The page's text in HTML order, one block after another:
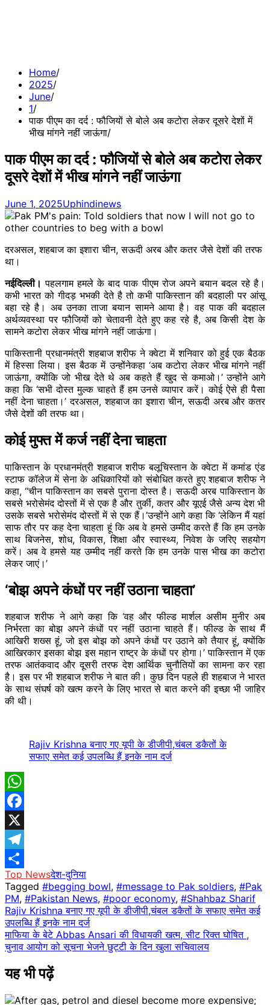
Home
2025
June
1
पाक पीएम का दर्द : फौजियों से बोले अब कटोरा लेकर दूसरे देशों में
भीख मांगने नहीं जाऊंगा
पाक पीएम का दर्द : फौजियों से बोले अब कटोरा लेकर
दूसरे देशों में भीख मांगने नहीं जाऊंगा
June 1, 2025Uphindinews
दरअसल, शहबाज का इशारा चीन, सऊदी अरब और कतर जैसे देशों की तरफ
था।
नईदिल्ली। पहलगाम हमले के बाद पाक पीएम रोज अपने बयान बदल रहे है।
कभी भारत को गीदड़ भभकी देते है तो कभी पाकिस्तान की बदहाली पर आंसू
बहा रहे है। अब उनका ताजा बयान सामने आया है। वह पाक की बदहाल
अर्थव्यवस्था पर फौजियों को चेतावनी देते हुए कह रहे है, अ​ब किसी देश के
सामने कटोरा लेकर भीख मांगने नहीं जाऊंगा।
पाकिस्तानी प्रधानमंत्री शहबाज शरीफ ने क्वेटा में शनिवार को हुई एक बैठक
में हिस्सा लिया। इस बैठक में उन्होंनेकहा ‘अब कटोरा लेकर भीख मांगने नहीं
जाऊंगा, क्योंकि जो भीख देते थे अब कहते हैं खुद से कमाओ।’ उन्होंने आगे
कहा कि ‘सभी दोस्त मुल्क चाहते हैं हम उनसे व्यापार करें। कोई ऐसे ही पैसा
नहीं देना चाहता।’ दरअसल, शहबाज का इशारा चीन, सऊदी अरब और कतर
जैसे देशों की तरफ था।
कोई मुफ्त में कर्ज नहीं देना चाहता
पाकिस्तान के प्रधानमंत्री शहबाज शरीफ बलूचिस्तान के क्वेटा में कमांड एंड
स्टाफ कॉलेज में सेना के अधिकारियों को संबोधित करते हुए शहबाज शरीफ ने
कहा, “चीन पाकिस्तान का सबसे पुराना दोस्त है। सऊदी अरब पाकिस्तान के
सबसे भरोसेमंद दोस्तों में से एक है और तुर्की, कतर और यूएई जैसे अन्य देश भी
उसके सबसे भरोसेमंद दोस्तों में से एक हैं।’उन्होंने आगे कहा कि ‘लेकिन मैं यहां
साफ तौर पर कह देना चाहता हूं कि अब वे हमसे उम्मीद करते हैं कि हम उनके
साथ बिजनेस, शोध, विकास, शिक्षा और स्वास्थ्य, निवेश के जरिए सहयोग
करें। अब वे हमसे यह उम्मीद नहीं करते कि हम उनके पास भीख का कटोरा
लेकर जाएं।’
‘बोझ अपने कंधों पर नहीं उठाना चाहता’
शहबाज शरीफ ने आगे कहा कि ‘वह और फील्ड मार्शल असीम मुनीर अब
निर्भरता का बोझ अपने कंधों पर नहीं उठाना चाहते हैं। फील्ड के साथ मैं
आखिरी शख्स हूं, जो इस बोझ को अपने कंधों पर उठाने को तैयार हूं, क्योंकि
आखिरकार इसका बोझ इस महान राष्ट्र के कंधों पर होगा।’ पाकिस्तान में एक
तरफ आतंकवाद और दूसरी तरफ देश आर्थिक चुनौतियों का सामना कर रहा
है। इस पर भी शहबाज शरीफ ने बात की। कुछ दिन पहले ही शहबाज ने भारत
के साथ संघर्ष को खत्म करने के लिए भारत से बात करने की इच्छा भी जाहिर
की थी।
Rajiv Krishna बनाए गए यूपी के डीजीपी,चंबल डकैतों के
सफाए समेत कई उपलब्धि हैं इनके नाम दर्ज
WhatsApp
Facebook
X
Telegram
Share
Top Newsदेश-दुनिया
Tagged #begging bowl, #message to Pak soldiers, #Pak
PM, #Pakistan News, #poor economy, #Shahbaz Sharif
Post
navigation
Rajiv Krishna बनाए गए यूपी के डीजीपी,चंबल डकैतों के सफाए समेत कई
उपलब्धि हैं इनके नाम दर्ज
माफिया के बेटे Abbas Ansari की विधायकी खत्म, सीट रिक्त घोषित ,
चुनाव आयोग को सूचना भेजने छुट्टी के दिन खुला सचिवालय
यह भी पढ़ें